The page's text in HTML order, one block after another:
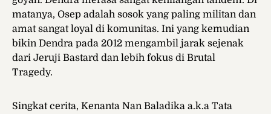
matanya, Osep adalah sosok yang paling militan dan
amat sangat loyal di komunitas. Ini yang kemudian
bikin Dendra pada 2012 mengambil jarak sejenak
dari Jeruji Bastard dan lebih fokus di Brutal
Tragedy.
Singkat cerita, Kenanta Nan Baladika a.k.a Tata